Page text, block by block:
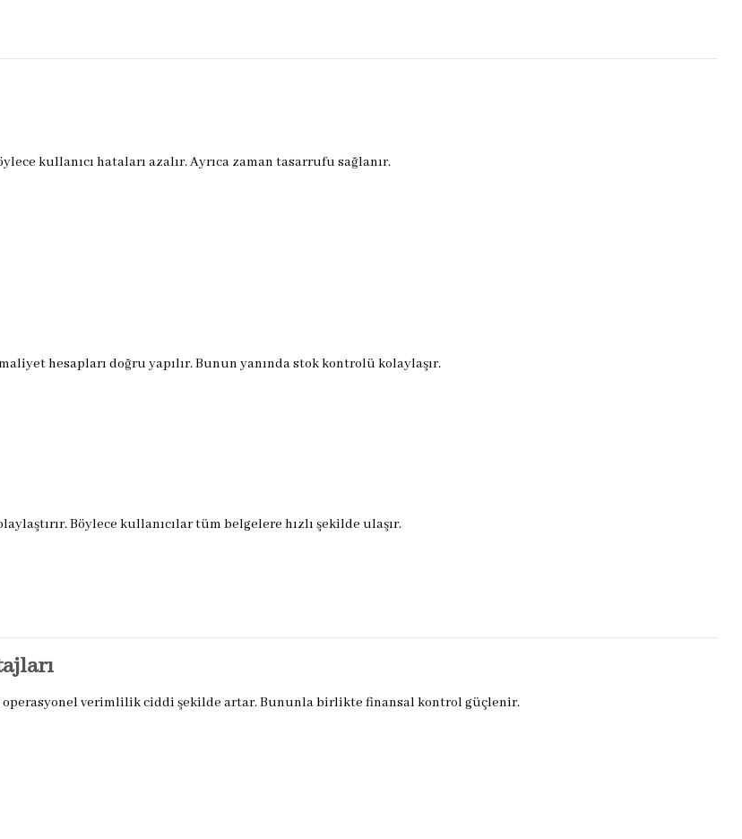
kullanıcı hataları azalır. Ayrıca zaman tasarrufu sağlanır.
hesapları doğru yapılır. Bunun yanında stok kontrolü kolaylaşır.
Böylece kullanıcılar tüm belgelere hızlı şekilde ulaşır.
verimlilik ciddi şekilde artar. Bununla birlikte finansal kontrol güçlenir.